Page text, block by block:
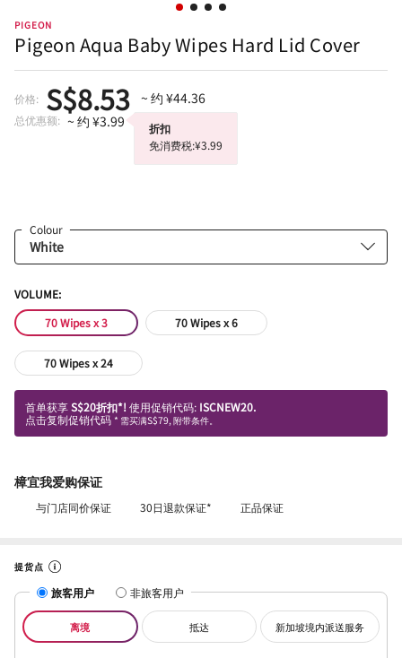
PIGEON
Pigeon Aqua Baby Wipes Hard Lid Cover
价格: S$8.53 ~ 约 ¥44.36
总优惠额: ~ 约 ¥3.99
折扣
免消费税:¥3.99
Colour
VOLUME:
70 Wipes x 3
70 Wipes x 6
70 Wipes x 24
首单获享S$20折扣*! 使用促销代码: ISCNEW20.
点击复制促销代码 * 需买满S$79, 附带条件。
樟宜我爱购保证
与门店同价保证 30日退款保证* 正品保证
提货点
旅客用户 非旅客用户
离境 抵达 新加坡境内派送服务